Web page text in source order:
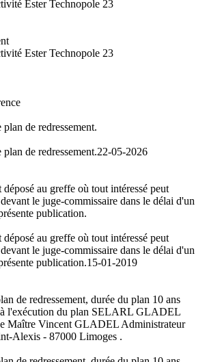
Ester Technopole 23
Ester Technopole 23
de redressement.
de redressement.22-05-2026
déposé au greffe où tout intéressé peut
le juge-commissaire dans le délai d'un
publication.
déposé au greffe où tout intéressé peut
le juge-commissaire dans le délai d'un
publication.15-01-2019
de redressement, durée du plan 10 ans
à l'exécution du plan SELARL GLADEL
Maître Vincent GLADEL Administrateur
Alexis - 87000 Limoges .